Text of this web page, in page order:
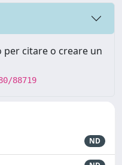
citare o creare un
88719
ND